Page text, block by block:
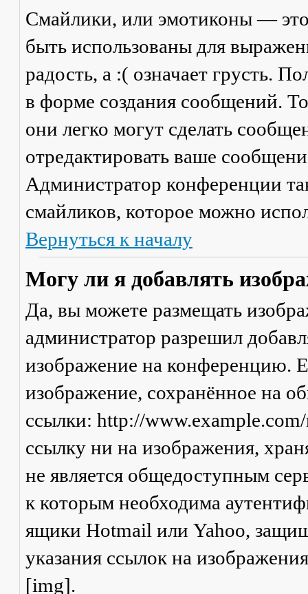
Смайлики, или эмотиконы —
быть использованы для
радость, а :( означает грусть.
в форме создания сообщений.
они легко могут сделать
отредактировать ваше
Администратор конференции
смайликов, которое можно
Вернуться к началу
Могу ли я добавлять
Да, вы можете размещать
администратор разрешил
изображение на конференцию.
изображение, сохранённое на
ссылки: http://
ссылку ни на изображения,
не является общедоступным
к которым необходима
ящики Hotmail или Yahoo,
указания ссылок на
[img].